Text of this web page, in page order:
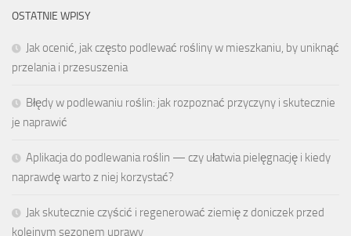
OSTATNIE WPISY
Jak ocenić, jak często podlewać rośliny w mieszkaniu, by uniknąć
przelania i przesuszenia
Błędy w podlewaniu roślin: jak rozpoznać przyczyny i skutecznie
je naprawić
Aplikacja do podlewania roślin — czy ułatwia pielęgnację i kiedy
naprawdę warto z niej korzystać?
Jak skutecznie czyścić i regenerować ziemię z doniczek przed
kolejnym sezonem uprawy